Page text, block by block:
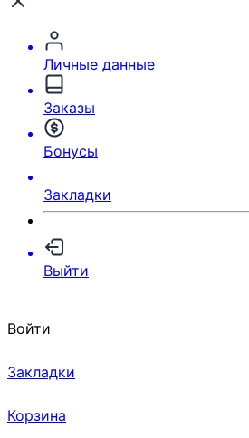
Личные данные
Заказы
Бонусы
Закладки
Выйти
Войти
Закладки
Корзина